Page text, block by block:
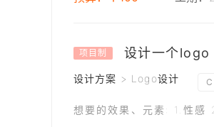
项目制 设计一个logo
设计方案 > Logo设计
想要的效果、元素: 1.性感